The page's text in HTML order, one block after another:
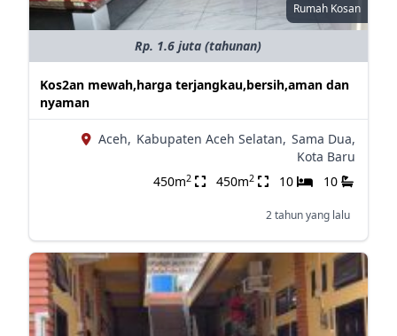
Rumah Kosan
Rp. 1.6 juta (tahunan)
Kos2an mewah,harga terjangkau,bersih,aman dan
nyaman
Aceh, Kabupaten Aceh Selatan, Sama Dua,
Kota Baru
450m2 450m2 10 10
2 tahun yang lalu